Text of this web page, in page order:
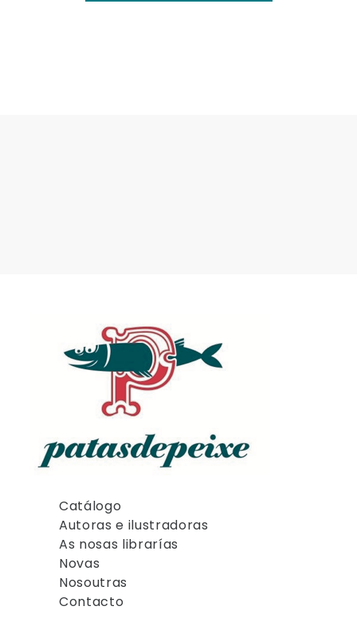
Catálogo
Autoras e ilustradoras
As nosas librarías
Novas
Nosoutras
Contacto